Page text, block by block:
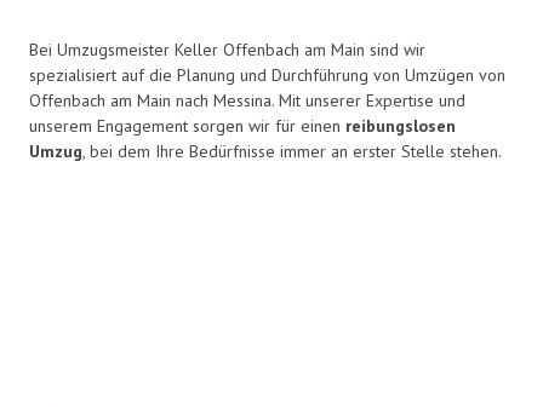
Bei Umzugsmeister Keller Offenbach am Main sind wir
spezialisiert auf die Planung und Durchführung von Umzügen von
Offenbach am Main nach Messina. Mit unserer Expertise und
unserem Engagement sorgen wir für einen reibungslosen
Umzug, bei dem Ihre Bedürfnisse immer an erster Stelle stehen.